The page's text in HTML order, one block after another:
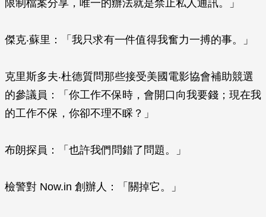
限制檔案分享，唯一的辦法就是禁止私人通訊。」
傑克‧蘇里：「我只求有一件值得我奮力一搏的事。」
克里斯多夫‧杜德質問那些接受美國電影協會補助競選
的參議員：「你工作不保時，會開口向我要錢；現在我
的工作不保，你卻不理不睬？」
布朗探員：「也許我們問錯了問題。」
檢警對 Now.in 創辦人：「關掉它。」